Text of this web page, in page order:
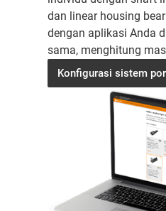
dan linear housing
dengan aplikasi Anda
sama, menghitung
Konfigurasi sistem